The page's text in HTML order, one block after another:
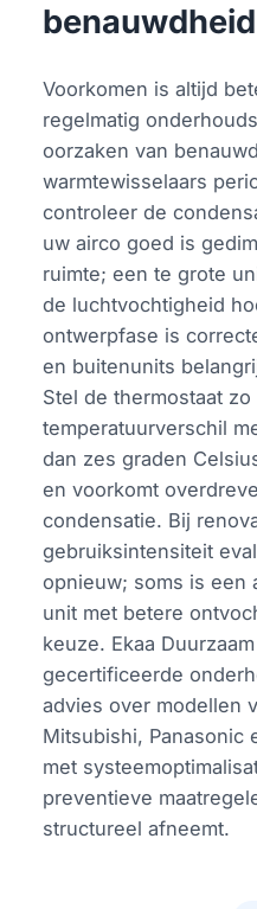
Voorkomen is altijd
regelmatig
oorzaken van
warmtewisselaars
controleer de
uw airco goed is
ruimte; een te grote
de luchtvochtigheid
ontwerpfase is
en buitenunits
Stel de thermostaat
temperatuurverschil
dan zes graden
en voorkomt
condensatie. Bij
gebruiksintensiteit
opnieuw; soms is een
unit met betere
keuze. Ekaa
gecertificeerde
advies over modellen
Mitsubishi, Panasonic
met
preventieve
structureel afneemt.